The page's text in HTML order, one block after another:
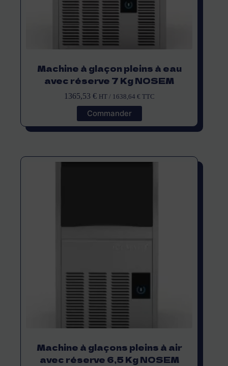
Machine à glaçon pleins à eau
avec réserve 7 Kg NOSEM
1365,53 € HT / 1638,64 € TTC
Commander
Machine à glaçons pleins à air
avec réserve 6,5 Kg NOSEM